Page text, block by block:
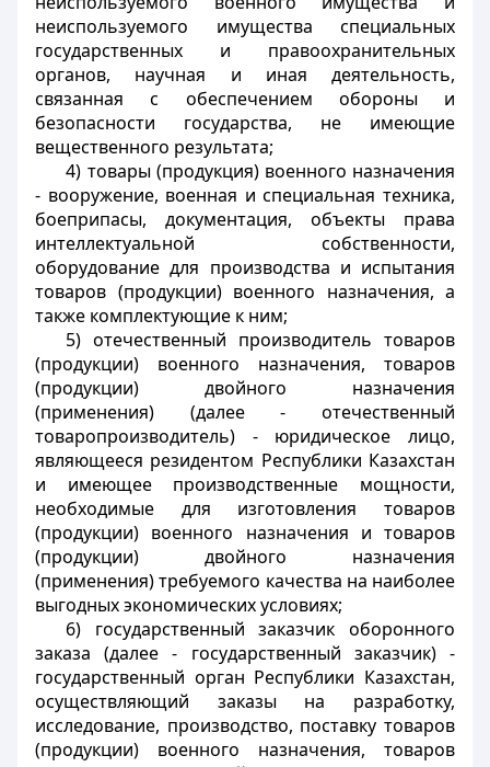
неиспользуемого имущества специальных
государственных и правоохранительных
органов, научная и иная деятельность,
связанная с обеспечением обороны и
безопасности государства, не имеющие
вещественного результата;
4) товары (продукция) военного назначения
- вооружение, военная и специальная техника,
боеприпасы, документация, объекты права
интеллектуальной собственности,
оборудование для производства и испытания
товаров (продукции) военного назначения, а
также комплектующие к ним;
5) отечественный производитель товаров
(продукции) военного назначения, товаров
(продукции) двойного назначения
(применения) (далее - отечественный
товаропроизводитель) - юридическое лицо,
являющееся резидентом Республики Казахстан
и имеющее производственные мощности,
необходимые для изготовления товаров
(продукции) военного назначения и товаров
(продукции) двойного назначения
(применения) требуемого качества на наиболее
выгодных экономических условиях;
6) государственный заказчик оборонного
заказа (далее - государственный заказчик) -
государственный орган Республики Казахстан,
осуществляющий заказы на разработку,
исследование, производство, поставку товаров
(продукции) военного назначения, товаров